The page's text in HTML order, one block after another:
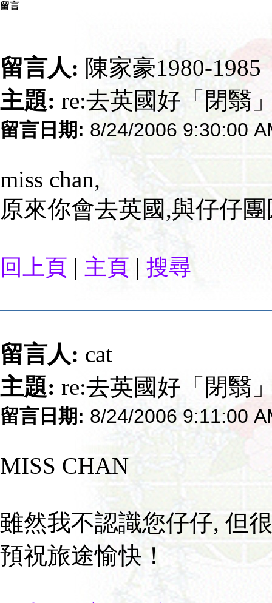
留言
留言人: 陳家豪1980-1985
主題: re:去英國好「閉翳
留言日期: 8/24/2006 9:30:00
miss chan,
原來你會去英國,與仔仔
回上頁 | 主頁 | 搜尋
留言人: cat
主題: re:去英國好「閉翳
留言日期: 8/24/2006 9:11:00
MISS CHAN
雖然我不認識您仔仔, 但
預祝旅途愉快！